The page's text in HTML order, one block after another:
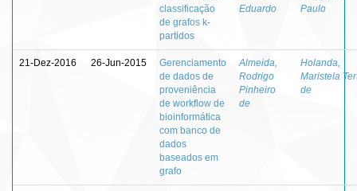
classificação
de grafos k-
partidos
Eduardo
Paulo
21-Dez-2016 26-Jun-2015
Gerenciamento
de dados de
proveniência
de workflow de
bioinformática
com banco de
dados
baseados em
grafo
Almeida,
Rodrigo
Pinheiro
de
Holanda,
Maristela
de